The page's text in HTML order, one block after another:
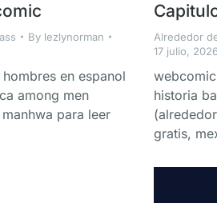
By lezlynorman
en espanol
among men
para leer
Alrededor
17 julio, 2026
historia
gratis,